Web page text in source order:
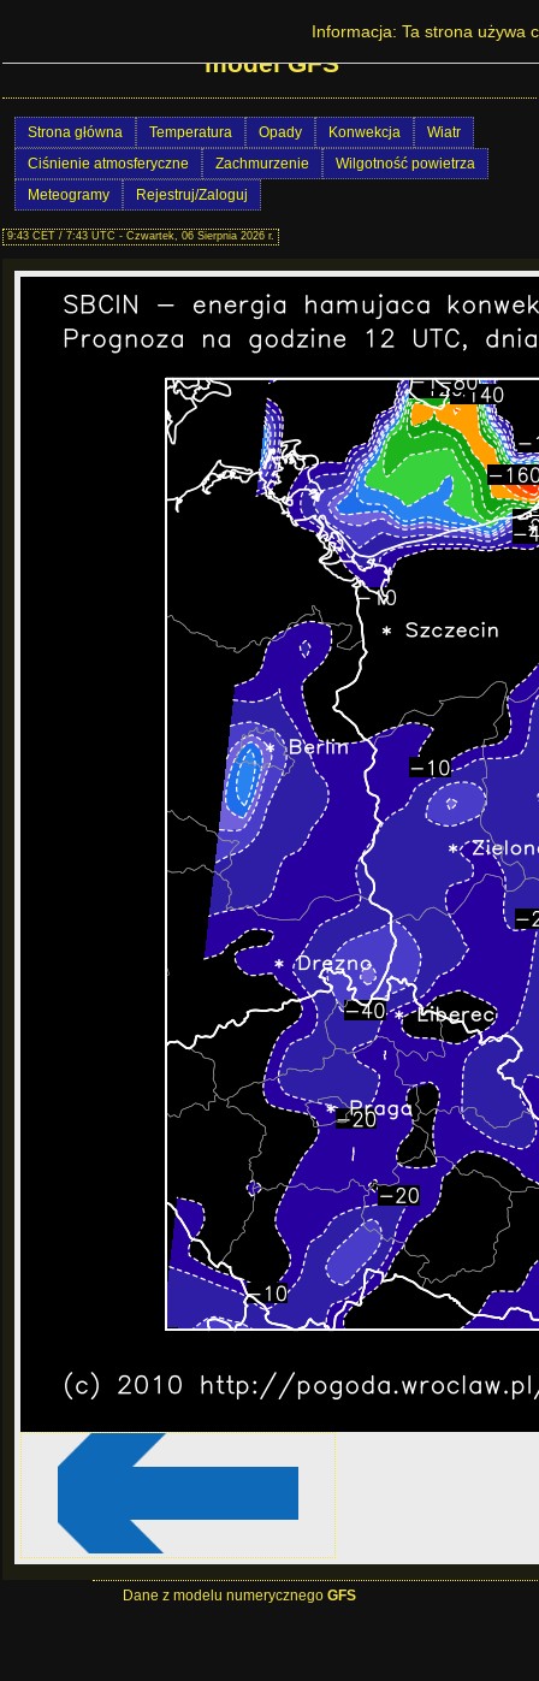
Prognoza pogody w Polsce - SBCIN -
model GFS
Strona główna Temperatura Opady Konwekcja
Wiatr
Ciśnienie atmosferyczne
Zachmurzenie
Wilgotność powietrza
Meteogramy
Rejestruj/Zaloguj
9:43 CET / 7:43 UTC - Czwartek, 06 Sierpnia 2026 r.
Dane z modelu numerycznego GFS
Informacja: Ta strona używa